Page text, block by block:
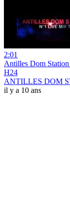
2:01
Antilles Dom
H24
ANTILLES DOM
il y a 10 ans